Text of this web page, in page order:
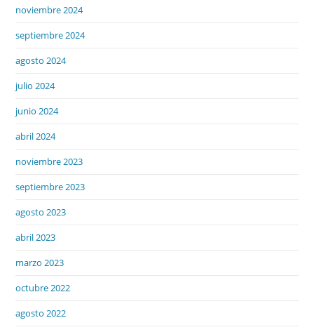
noviembre 2024
septiembre 2024
agosto 2024
julio 2024
junio 2024
abril 2024
noviembre 2023
septiembre 2023
agosto 2023
abril 2023
marzo 2023
octubre 2022
agosto 2022